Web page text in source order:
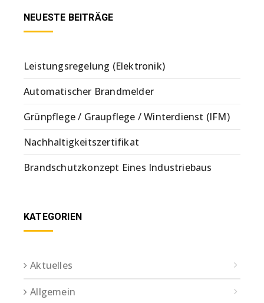
NEUESTE BEITRÄGE
Leistungsregelung (Elektronik)
Automatischer Brandmelder
Grünpflege / Graupflege / Winterdienst (IFM)
Nachhaltigkeitszertifikat
Brandschutzkonzept Eines Industriebaus
KATEGORIEN
Aktuelles
Allgemein